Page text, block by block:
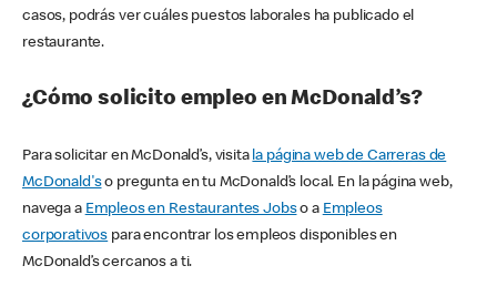
casos, podrás ver cuáles puestos laborales ha publicado el
restaurante.
¿Cómo solicito empleo en McDonald’s?
Para solicitar en McDonald’s, visita la página web de Carreras de
McDonald'so pregunta en tu McDonald’s local. En la página web,
navega a Empleos en Restaurantes Jobso a Empleos
corporativos para encontrar los empleos disponibles en
McDonald’s cercanos a ti.